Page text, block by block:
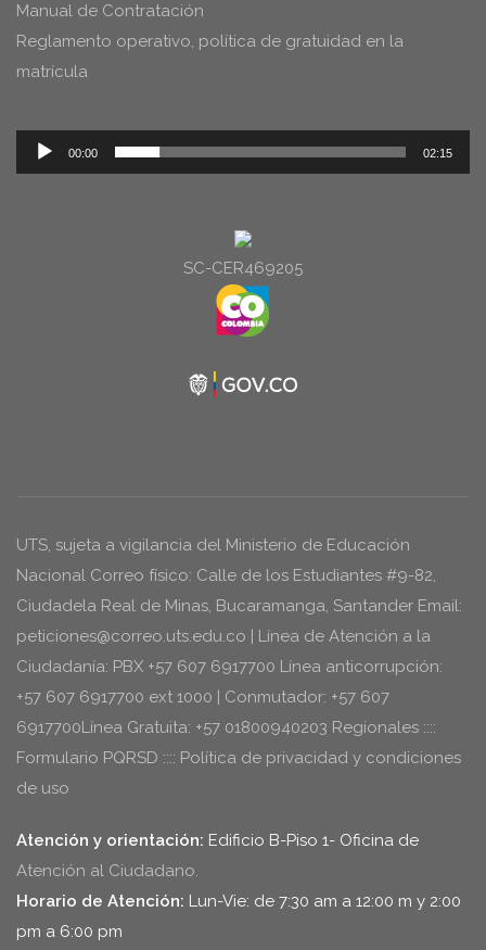
Manual de Contratación
Reglamento operativo, política de gratuidad en la
matrícula
Reproductor
de
00:00 02:15
SC-CER469205
UTS, sujeta a vigilancia del Ministerio de Educación
Nacional Correo físico: Calle de los Estudiantes #9-82,
Ciudadela Real de Minas, Bucaramanga, Santander Email:
peticiones@correo.uts.edu.co | Línea de Atención a la
Ciudadanía: PBX +57 607 6917700 Línea anticorrupción:
+57 607 6917700 ext 1000 | Conmutador: +57 607
6917700Línea Gratuita: +57 01800940203 Regionales ::::
Formulario PQRSD :::: Política de privacidad y condiciones
de uso
Atención y orientación: Edificio B-Piso 1- Oficina de
Atención al Ciudadano.
Horario de Atención: Lun-Vie: de 7:30 am a 12:00 m y 2:00
pm a 6:00 pm